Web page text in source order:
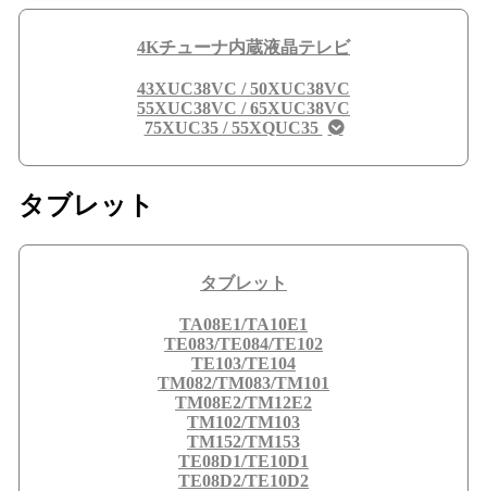
4Kチューナ内蔵液晶テレビ
43XUC38VC / 50XUC38VC
55XUC38VC / 65XUC38VC
75XUC35 / 55XQUC35
タブレット
タブレット
TA08E1/TA10E1
TE083/TE084/TE102
TE103/TE104
TM082/TM083/TM101
TM08E2/TM12E2
TM102/TM103
TM152/TM153
TE08D1/TE10D1
TE08D2/TE10D2